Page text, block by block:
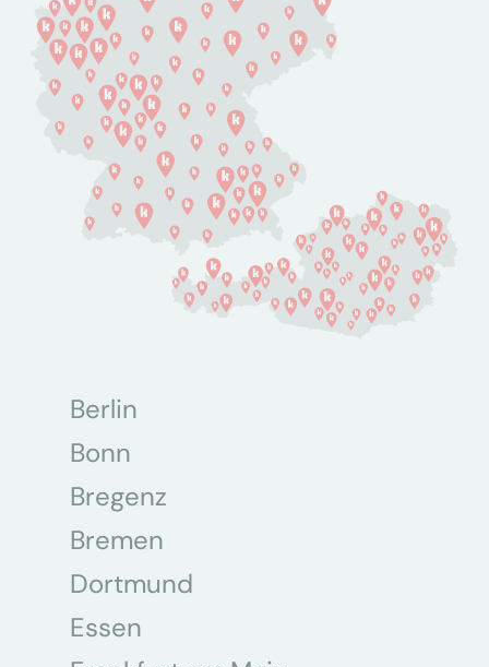
Berlin
Bonn
Bregenz
Bremen
Dortmund
Essen